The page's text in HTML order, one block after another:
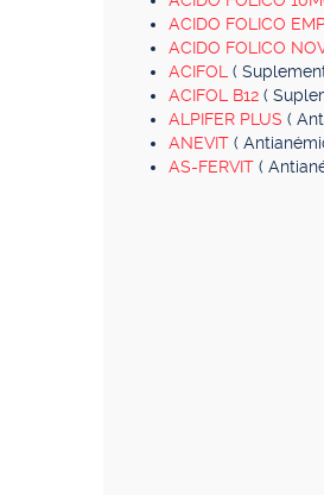
ACIDO FOLICO
ACIDO FOLICO
ACIFOL (
ACIFOL B12 (
ALPIFER PLUS (
ANEVIT (
AS-FERVIT (